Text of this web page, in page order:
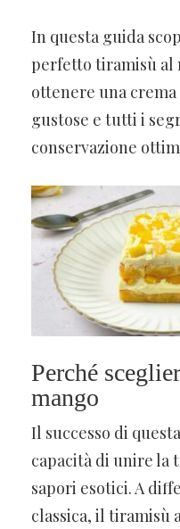
In questa guida
perfetto tiramisù al
ottenere una
gustose e tutti i
conservazione
Perché
mango
Il successo di
capacità di unire la
sapori esotici. A
classica, il tiramisù